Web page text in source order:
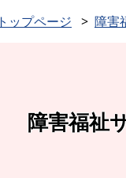
トップページ 障害
障害福祉